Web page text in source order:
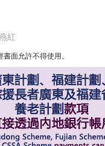
紅
面允許不得使用。